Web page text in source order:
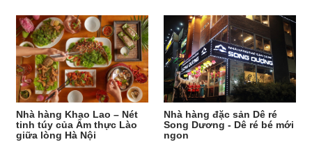
Nhà hàng Khao Lao – Nét
tinh túy của Ẩm thực Lào
giữa lòng Hà Nội
Nhà hàng đặc sản Dê ré
Song Dương - Dê ré bé mới
ngon